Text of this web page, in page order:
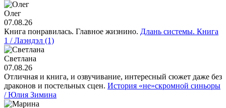
Олег
07.08.26
Книга понравилась. Главное жизнино. Длань системы. Книга
1 / Лаэндэл (1)
Светлана
07.08.26
Отличная и книга, и озвучивание, интересный сюжет даже без
драконов и постельных сцен. История «не»скромной синьоры
/ Юлия Зимина